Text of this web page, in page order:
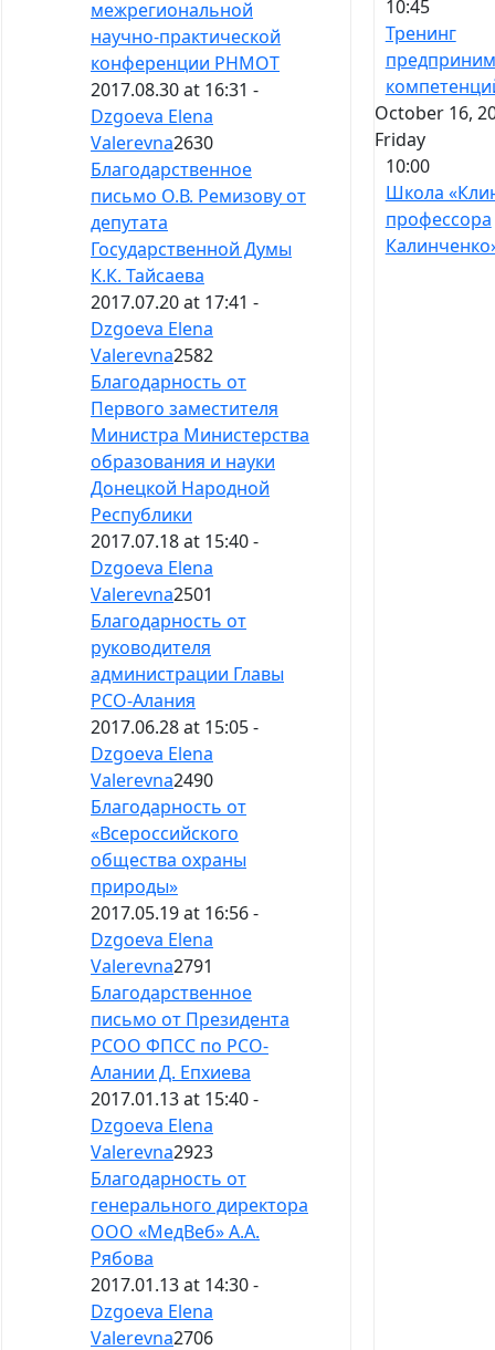
межрегиональной
научно-практической
конференции РНМОТ
2017.08.30 at 16:31 -
Dzgoeva Elena
Valerevna2630
Благодарственное
письмо О.В. Ремизову от
депутата
Государственной Думы
К.К. Тайсаева
2017.07.20 at 17:41 -
Dzgoeva Elena
Valerevna2582
Благодарность от
Первого заместителя
Министра Министерства
образования и науки
Донецкой Народной
Республики
2017.07.18 at 15:40 -
Dzgoeva Elena
Valerevna2501
Благодарность от
руководителя
администрации Главы
РСО-Алания
2017.06.28 at 15:05 -
Dzgoeva Elena
Valerevna2490
Благодарность от
«Всероссийского
общества охраны
природы»
2017.05.19 at 16:56 -
Dzgoeva Elena
Valerevna2791
Благодарственное
письмо от Президента
РСОО ФПСС по РСО-
Алании Д. Епхиева
2017.01.13 at 15:40 -
Dzgoeva Elena
Valerevna2923
Благодарность от
генерального директора
ООО «МедВеб» А.А.
Рябова
2017.01.13 at 14:30 -
Dzgoeva Elena
Valerevna2706
10:45
Тренинг
October 16,
Friday
10:00
Школа
профессора